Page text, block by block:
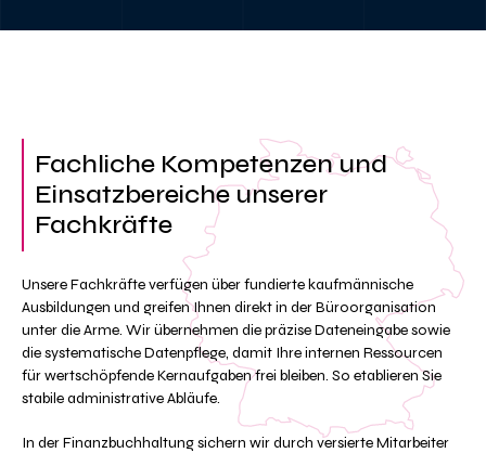
Fachliche Kompetenzen und
Einsatzbereiche unserer
Fachkräfte
Unsere Fachkräfte verfügen über fundierte kaufmännische
Ausbildungen und greifen Ihnen direkt in der Büroorganisation
unter die Arme. Wir übernehmen die präzise Dateneingabe sowie
die systematische Datenpflege, damit Ihre internen Ressourcen
für wertschöpfende Kernaufgaben frei bleiben. So etablieren Sie
stabile administrative Abläufe.
In der Finanzbuchhaltung sichern wir durch versierte Mitarbeiter